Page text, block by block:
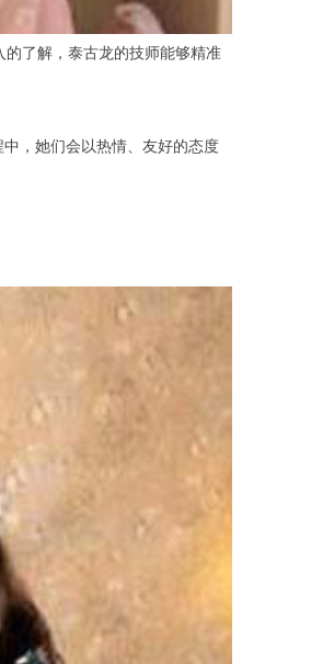
了解，泰古龙的技师能够精准
，她们会以热情、友好的态度